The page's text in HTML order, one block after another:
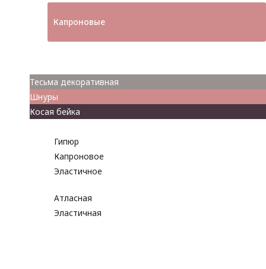
Капроновые
Тесьма декоративная
Шнуры
Косая бейка
Гипюр
Капроновое
Эластичное
Атласная
Эластичная